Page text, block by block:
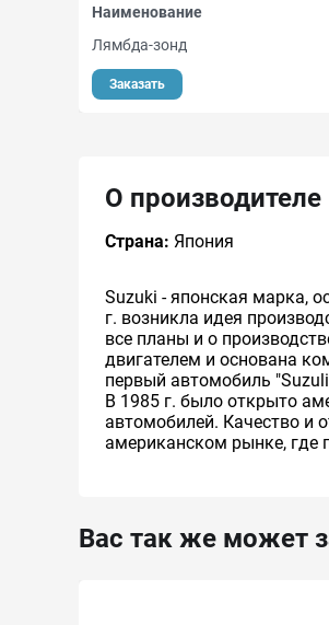
Наименование
Лямбда-зонд
Заказать
О производителе
Страна: Япония
Suzuki - японская марка,
г. возникла идея
все планы и о
двигателем и основана
первый автомобиль
В 1985 г. было открыто
автомобилей. Качество и
американском рынке, где
Вас так же может